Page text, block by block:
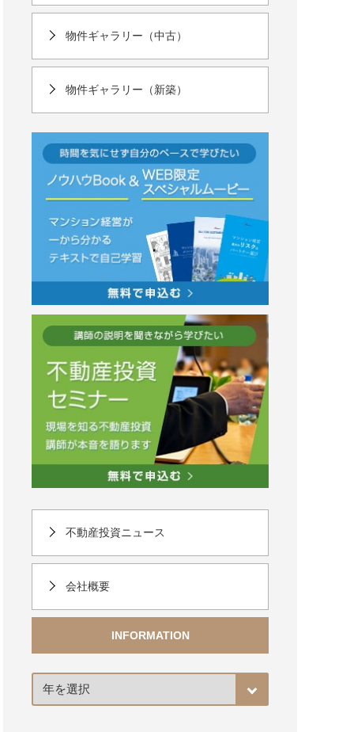
物件ギャラリー（中古）
物件ギャラリー（新築）
不動産投資ニュース
会社概要
INFORMATION
ア
カ